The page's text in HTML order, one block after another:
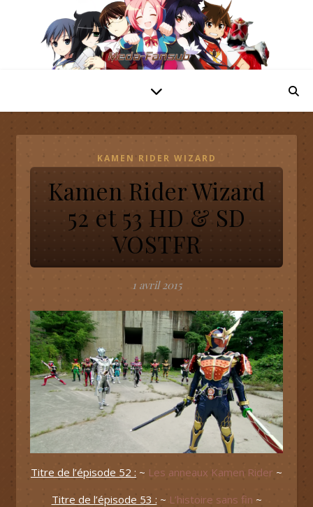
KAMEN RIDER WIZARD
Kamen Rider Wizard
52 et 53 HD & SD
VOSTFR
1 avril 2015
Titre de l’épisode 52 : ~ Les anneaux Kamen Rider ~
Titre de l’épisode 53 : ~ L’histoire sans fin ~